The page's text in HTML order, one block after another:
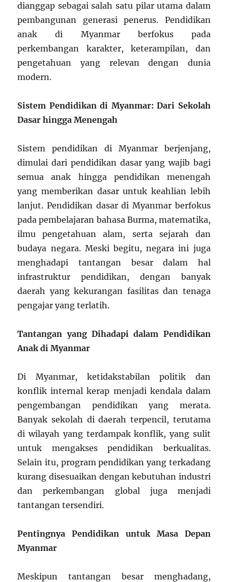
dianggap sebagai salah satu pilar utama dalam
pembangunan generasi penerus. Pendidikan
anak di Myanmar berfokus pada
perkembangan karakter, keterampilan, dan
pengetahuan yang relevan dengan dunia
modern.
Sistem Pendidikan di Myanmar: Dari Sekolah
Dasar hingga Menengah
Sistem pendidikan di Myanmar berjenjang,
dimulai dari pendidikan dasar yang wajib bagi
semua anak hingga pendidikan menengah
yang memberikan dasar untuk keahlian lebih
lanjut. Pendidikan dasar di Myanmar berfokus
pada pembelajaran bahasa Burma, matematika,
ilmu pengetahuan alam, serta sejarah dan
budaya negara. Meski begitu, negara ini juga
menghadapi tantangan besar dalam hal
infrastruktur pendidikan, dengan banyak
daerah yang kekurangan fasilitas dan tenaga
pengajar yang terlatih.
Tantangan yang Dihadapi dalam Pendidikan
Anak di Myanmar
Di Myanmar, ketidakstabilan politik dan
konflik internal kerap menjadi kendala dalam
pengembangan pendidikan yang merata.
Banyak sekolah di daerah terpencil, terutama
di wilayah yang terdampak konflik, yang sulit
untuk mengakses pendidikan berkualitas.
Selain itu, program pendidikan yang terkadang
kurang disesuaikan dengan kebutuhan industri
dan perkembangan global juga menjadi
tantangan tersendiri.
Pentingnya Pendidikan untuk Masa Depan
Myanmar
Meskipun tantangan besar menghadang,